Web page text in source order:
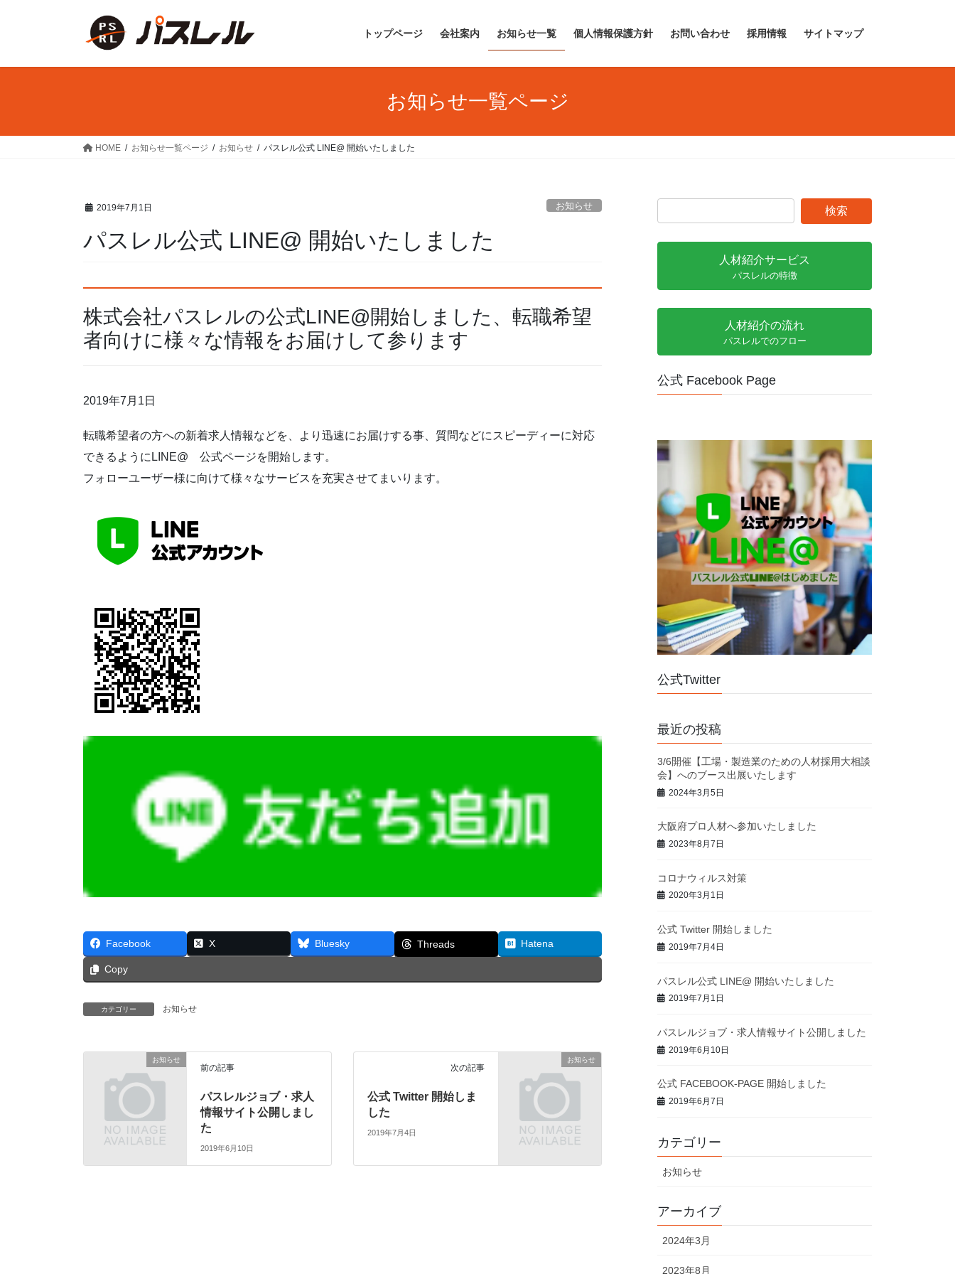
トップページ 会社案内 お知らせ一覧 個人情報保護方針 お問い合わせ 採用情報 サイトマップ
お知らせ一覧ページ
HOME お知らせ一覧ページ お知らせ パスレル公式 LINE@ 開始いたしました
2019年7月1日 お知らせ
パスレル公式 LINE@ 開始いたしました
株式会社パスレルの公式LINE@開始しました、転職希望
者向けに様々な情報をお届けして参ります
2019年7月1日
転職希望者の方への新着求人情報などを、より迅速にお届けする事、質問などにスピーディーに対応
できるようにLINE@ 公式ページを開始します。
フォローユーザー様に向けて様々なサービスを充実させてまいります。
Facebook X Bluesky Threads Hatena
Copy
カテゴリー お知らせ
お知らせ
前の記事
パスレルジョブ・求人
情報サイト公開しまし
た
2019年6月10日
お知らせ
次の記事
公式 Twitter 開始しま
した
2019年7月4日
人材紹介サービス
パスレルの特徴
人材紹介の流れ
パスレルでのフロー
公式 Facebook Page
公式Twitter
最近の投稿
3/6開催【工場・製造業のための人材採用大相談
会】へのブース出展いたします
2024年3月5日
大阪府プロ人材へ参加いたしました
2023年8月7日
コロナウィルス対策
2020年3月1日
公式 Twitter 開始しました
2019年7月4日
パスレル公式 LINE@ 開始いたしました
2019年7月1日
パスレルジョブ・求人情報サイト公開しました
2019年6月10日
公式 FACEBOOK-PAGE 開始しました
2019年6月7日
カテゴリー
お知らせ
アーカイブ
2024年3月
2023年8月